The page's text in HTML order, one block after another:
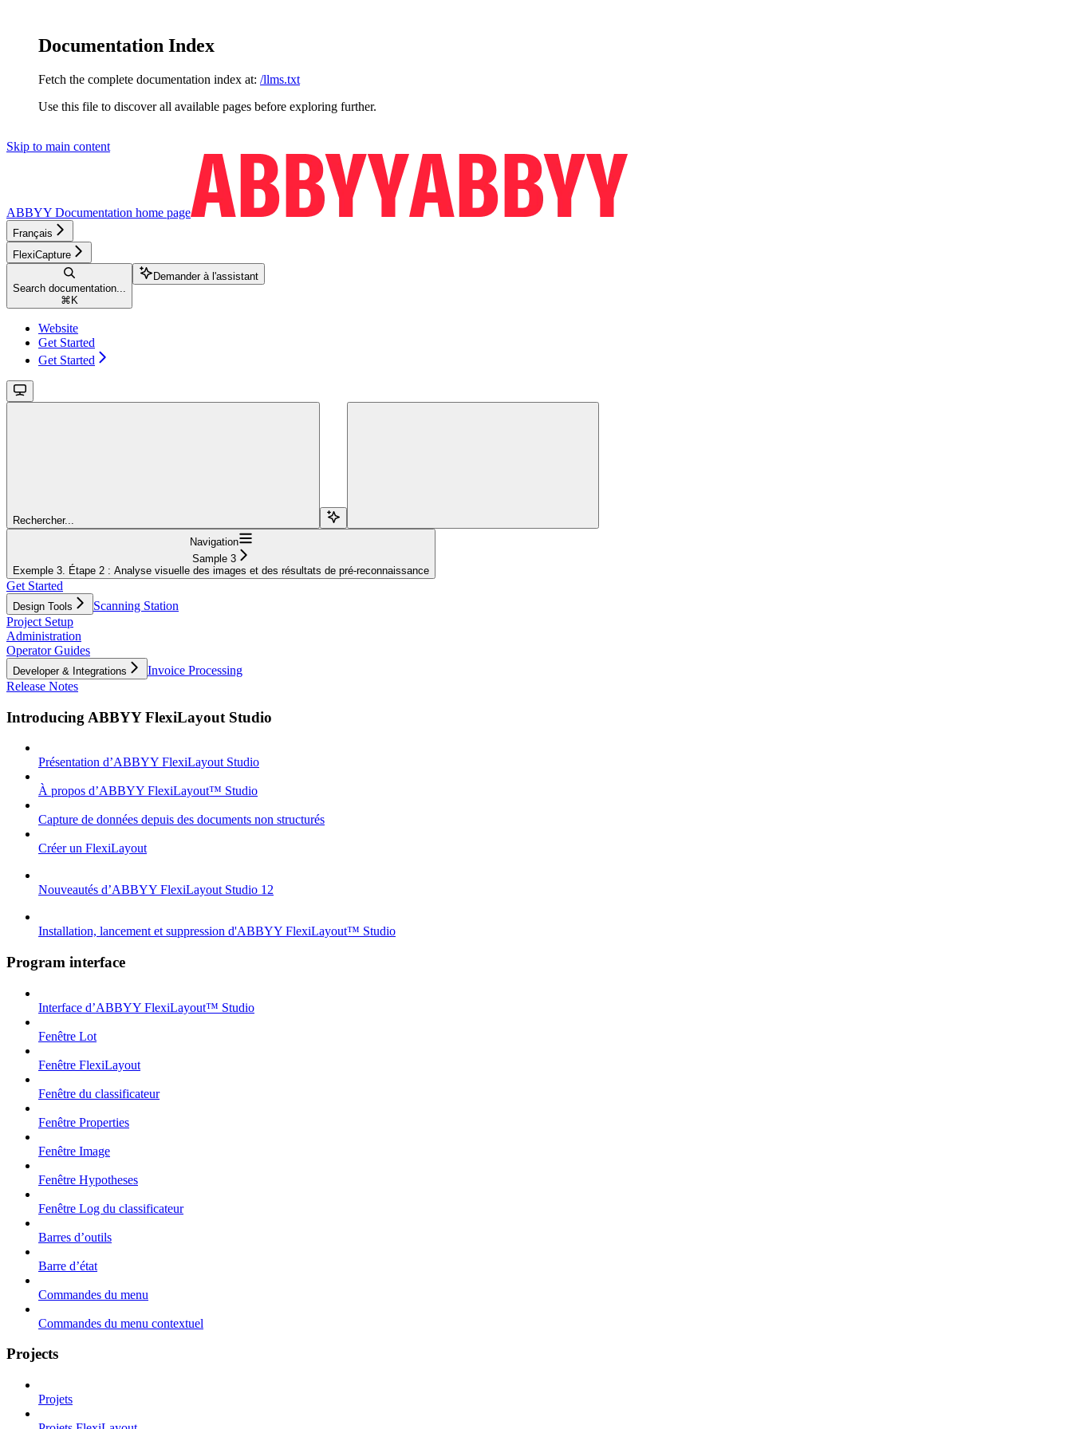
Documentation Index
Fetch the complete documentation index at: /llms.txt
Use this file to discover all available pages before exploring further.
Skip to main content
ABBYY Documentation home page
Français
FlexiCapture
Search documentation...
⌘ K
Demander à l'assistant
Website
Get Started
Get Started
Rechercher...
Navigation
Sample 3
Exemple 3. Étape 2 : Analyse visuelle des images et des résultats de pré-reconnaissance
Get Started
Design Tools
Scanning Station
Project Setup
Administration
Operator Guides
Developer & Integrations
Invoice Processing
Release Notes
Introducing ABBYY FlexiLayout Studio
Présentation d’ABBYY FlexiLayout Studio
À propos d’ABBYY FlexiLayout™ Studio
Capture de données depuis des documents non structurés
Créer un FlexiLayout
Nouveautés d’ABBYY FlexiLayout Studio 12
Installation, lancement et suppression d'ABBYY FlexiLayout™ Studio
Program interface
Interface d’ABBYY FlexiLayout™ Studio
Fenêtre Lot
Fenêtre FlexiLayout
Fenêtre du classificateur
Fenêtre Properties
Fenêtre Image
Fenêtre Hypotheses
Fenêtre Log du classificateur
Barres d’outils
Barre d’état
Commandes du menu
Commandes du menu contextuel
Projects
Projets